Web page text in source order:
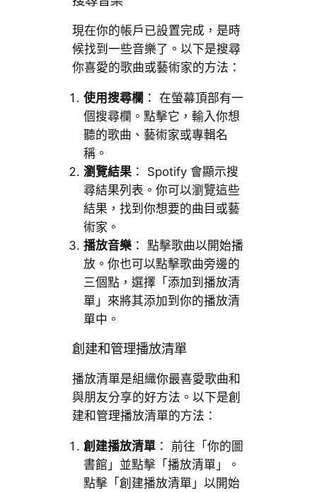
現在你的帳戶已設置完成，是時
候找到一些音樂了。以下是搜尋
你喜愛的歌曲或藝術家的方法：
使用搜尋欄 ： 在螢幕頂部有一
個搜尋欄。點擊它，輸入你想
聽的歌曲、藝術家或專輯名
稱。
瀏覽結果： Spotify 會顯示搜
尋結果列表。你可以瀏覽這些
結果，找到你想要的曲目或藝
術家。
播放音樂： 點擊歌曲以開始播
放。你也可以點擊歌曲旁邊的
三個點，選擇「添加到播放清
單」來將其添加到你的播放清
單中。
創建和管理播放清單
播放清單是組織你最喜愛歌曲和
與朋友分享的好方法。以下是創
建和管理播放清單的方法：
創建播放清單： 前往「你的圖
書館」並點擊「播放清單」。
點擊「創建播放清單」以開始